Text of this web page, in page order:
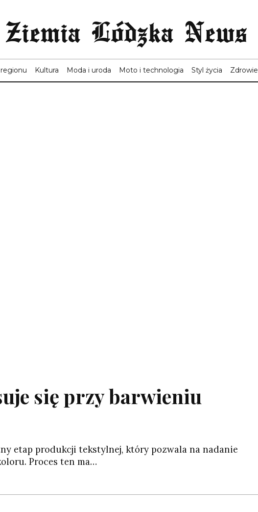
Ziemia Lódzka News
Kultura Moda i uroda Moto i technologia Styl życia Zdrowie
się przy barwieniu
etap produkcji tekstylnej, który pozwala na nadanie
Proces ten ma…